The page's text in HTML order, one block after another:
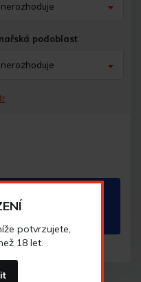
nerozhoduje
podoblast
nerozhoduje
žádný produkt.
kritéria.
potvrzujete,
18 let.